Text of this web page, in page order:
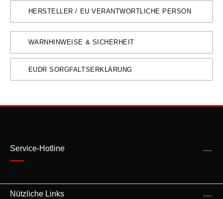
HERSTELLER / EU VERANTWORTLICHE PERSON
WARNHINWEISE & SICHERHEIT
EUDR SORGFALTSERKLÄRUNG
Service-Hotline
Nützliche Links